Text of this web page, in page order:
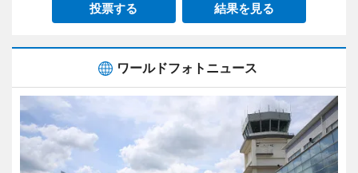
投票する 結果を見る
ワールドフォトニュース